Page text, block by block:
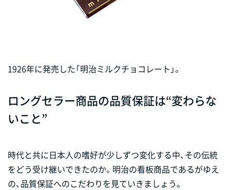
1926年に発売した「明治ミルクチョコレート」。
ロングセラー商品の品質保証は“変わらな
いこと”
時代と共に日本人の嗜好が少しずつ変化する中、その伝統
をどう受け継いできたのか。明治の看板商品であるがゆえ
の、品質保証へのこだわりを見ていきましょう。